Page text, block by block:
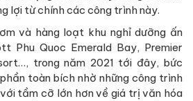
lợi từ chính các công trình này.
và hàng loạt khu nghỉ dưỡng ấn
Phu Quoc Emerald Bay, Premier
trong năm 2021 tới đây, bức
toàn bích nhờ những công trình
tầm cỡ lớn hơn về giá trị văn hóa